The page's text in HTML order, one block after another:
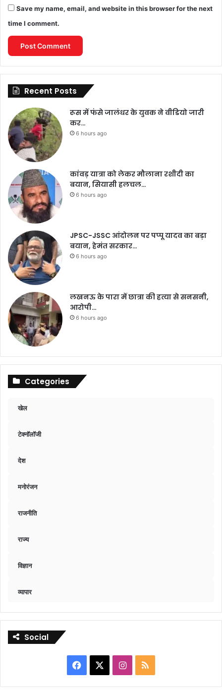
Save my name, email, and website in this browser for the next
time I comment.
Recent Posts
रूस में फंसे जालंधर के युवक ने वीडियो जारी
कर…
6 hours ago
कांवड़ यात्रा को लेकर मौलाना रशीदी का
बयान, सियासी हलचल…
6 hours ago
JPSC-JSSC आंदोलन पर पप्पू यादव का बड़ा
बयान, हेमंत सरकार…
6 hours ago
लखनऊ के पारा में छात्रा की हत्या से सनसनी,
आरोपी…
6 hours ago
Categories
खेल
टेक्नॉलॉजी
देश
मनोरंजन
राजनीति
राज्य
विज्ञान
व्यापार
Social
Facebook Instagram
RSS